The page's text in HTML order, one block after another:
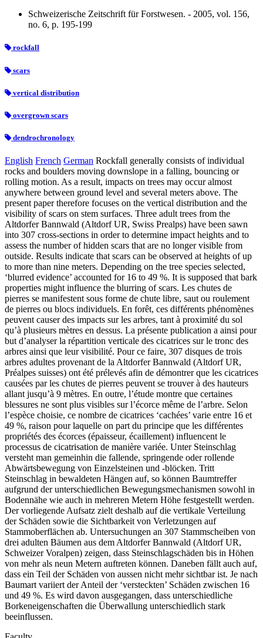
Schweizerische Zeitschrift für Forstwesen. - 2005, vol. 156,
no. 6, p. 195-199
rockfall
scars
vertical distribution
overgrown scars
dendrochronology
English French German Rockfall generally consists of individual
rocks and boulders moving downslope in a falling, bouncing or
rolling motion. As a result, impacts on trees may occur almost
anywhere between ground level and several meters above. The
present paper therefore focuses on the vertical distribution and the
visibility of scars on stem surfaces. Three adult trees from the
Altdorfer Bannwald (Altdorf UR, Swiss Prealps) have been sawn
into 307 cross-sections in order to determine impact heights and to
assess the number of hidden scars that are no longer visible from
outside. Results indicate that scars can be observed at heights of up
to more than nine meters. Depending on the tree species selected,
‘blurred evidence’ accounted for 16 to 49 %. It is supposed that bark
properties might influence the blurring of scars. Les chutes de
pierres se manifestent sous forme de chute libre, saut ou roulement
de pierres ou blocs individuels. En forêt, ces différents phénomènes
peuvent causer des impacts sur les arbres, tant à proximité du sol
qu’à plusieurs mètres en dessus. La présente publication a ainsi pour
but d’analyser la répartition verticale des cicatrices sur le tronc des
arbres ainsi que leur visibilité. Pour ce faire, 307 disques de trois
arbres adultes provenant de la Altdorfer Bannwald (Altdorf UR,
Préalpes suisses) ont été prélevés afin de démontrer que les cicatrices
causées par les chutes de pierres peuvent se trouver à des hauteurs
allant jusqu’à 9 mètres. En outre, l’étude montre que certaines
blessures ne sont plus visibles sur l’écorce même de l’arbre. Selon
l’espèce choisie, ce nombre de cicatrices ‘cachées’ varie entre 16 et
49 %, raison pour laquelle on part du principe que les différentes
propriétés des écorces (épaisseur, écaillement) influencent le
processus de cicatrisation de manière variée. Unter Steinschlag
versteht man gemeinhin die fallende, springende oder rollende
Abwärtsbewegung von Einzelsteinen und -blöcken. Tritt
Steinschlag in bewaldeten Hängen auf, so können Baumtreffer
aufgrund der unterschiedlichen Bewegungsmechanismen sowohl in
Bodennähe wie auch in mehreren Metern Höhe festgestellt werden.
Der vorliegende Aufsatz zielt deshalb auf die vertikale Verteilung
der Schäden sowie die Sichtbarkeit von Verletzungen auf
Stammoberflächen ab. Untersuchungen an 307 Stammscheiben von
drei adulten Bäumen aus dem Altdorfer Bannwald (Altdorf UR,
Schweizer Voralpen) zeigen, dass Steinschlagschäden bis in Höhen
von mehr als neun Metern auftreten können. Daneben fällt auch auf,
dass ein Teil der Schäden von aussen nicht mehr sichtbar ist. Je nach
Baumart variiert der Anteil der ‘versteckten’ Schäden zwischen 16
und 49 %. Es wird davon ausgegangen, dass unterschiedliche
Borkeneigenschaften die Überwallung unterschiedlich stark
beeinflussen.